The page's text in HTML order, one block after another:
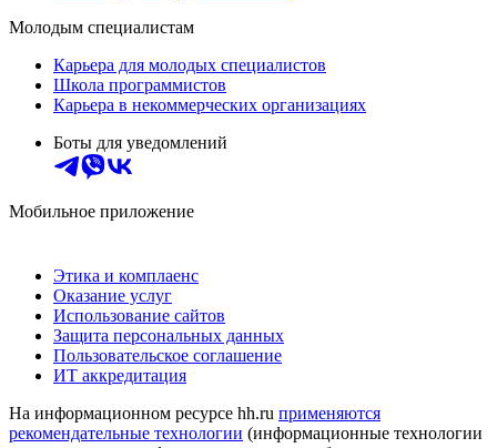
Молодым специалистам
Карьера для молодых специалистов
Школа программистов
Карьера в некоммерческих организациях
Боты для уведомлений
Мобильное приложение
Этика и комплаенс
Оказание услуг
Использование сайтов
Защита персональных данных
Пользовательское соглашение
ИТ аккредитация
На информационном ресурсе hh.ru применяются
рекомендательные технологии (информационные технологии